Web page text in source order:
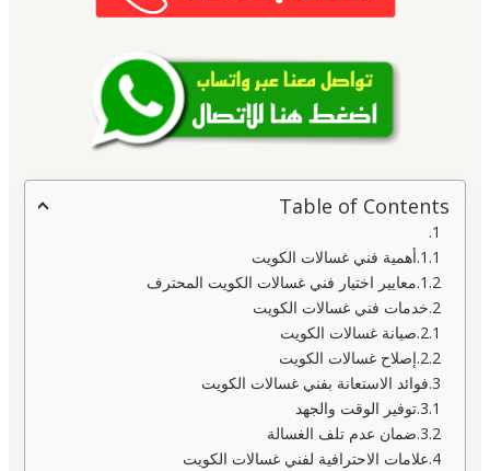
Table of Contents
أهمية فني غسالات الكويت
معايير اختيار فني غسالات الكويت المحترف
خدمات فني غسالات الكويت
صيانة غسالات الكويت
إصلاح غسالات الكويت
فوائد الاستعانة بفني غسالات الكويت
توفير الوقت والجهد
ضمان عدم تلف الغسالة
علامات الاحترافية لفني غسالات الكويت